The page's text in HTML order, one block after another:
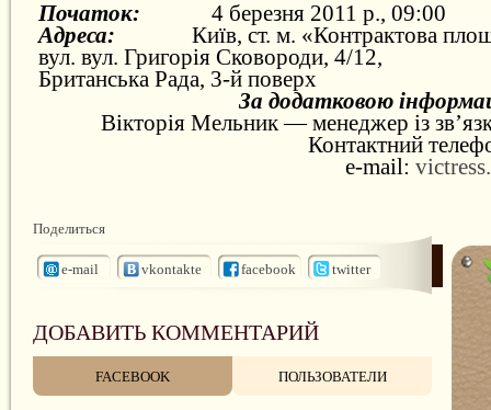
Початок:
4 березня 2011 р., 09:00
Адреса:
Київ, ст. м. «Контрактова
вул. вул. Григорія Сковороди, 4/12,
Британська Рада, 3-й поверх
За додатковою
Вікторія Мельник —менеджер із
Контактний
e-mail:
Поделиться
e-mail vkontakte facebook twitter
ДОБАВИТЬ КОММЕНТАРИЙ
FACEBOOK ПОЛЬЗОВАТЕЛИ